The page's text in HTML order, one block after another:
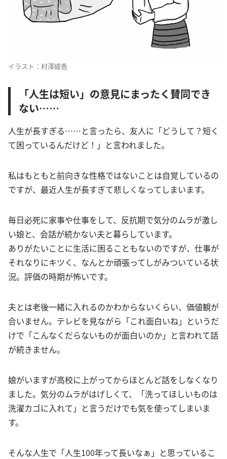
イラスト：村澤綾香
「人生は短い」の意見にまったく賛同でき
ない……
人生が長すぎる……と言ったら、友人に「どうして？短く
て困っているんだけど！」と言われました。
私はもともと前向きな性格ではないことは自覚しているの
ですが、最近人生が長すぎて悲しくなってしまいます。
毎日必死に家事や仕事をして、反抗期で気分のムラが激し
い娘と、会話が続かない夫と暮らしています。
ありがたいことに生活に困ることもないのですが、仕事が
それなりにキツく、なんとか頑張ってしがみついている状
況。評価の時期が怖いです。
夫とは老後一緒に入れるのかわからないくらい、価値観が
合いません。テレビを見ながら「これ面白いね」というだ
けで「こんなくだらないものが面白いのか」と言われて話
が続きません。
娘がいますが高校に上がってからほとんど話をしなくなり
ました。気分のムラがはげしくて、「洗ってほしいものは
洗濯カゴに入れて」と言うだけでも気を使ってしまいま
す。
そんな人生で「人生100年って長いなぁ」と思っているこ